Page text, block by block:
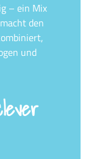
– ein Mix
den
und